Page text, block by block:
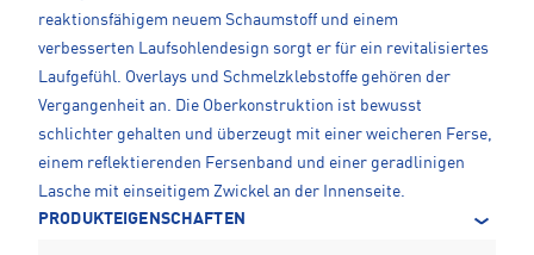
reaktionsfähigem neuem Schaumstoff und einem
verbesserten Laufsohlendesign sorgt er für ein revitalisiertes
Laufgefühl. Overlays und Schmelzklebstoffe gehören der
Vergangenheit an. Die Oberkonstruktion ist bewusst
schlichter gehalten und überzeugt mit einer weicheren Ferse,
einem reflektierenden Fersenband und einer geradlinigen
Lasche mit einseitigem Zwickel an der Innenseite.
PRODUKTEIGENSCHAFTEN